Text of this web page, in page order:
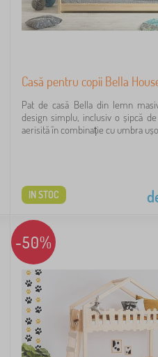
Casă pentru copii Bella
Pat de casă Bella din lemn
design simplu, inclusiv o șipcă
aerisită în combinație cu umbra
IN STOC
-50%